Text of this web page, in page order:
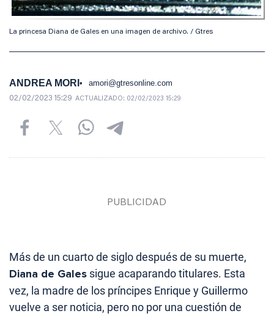
La princesa Diana de Gales en una imagen de archivo. / Gtres
ANDREA MORI amori@gtresonline.com
02/02/2023 15:29 ACTUALIZADO: 02/02/2023 15:29
Más de un cuarto de siglo después de su muerte,
Diana de Gales sigue acaparando titulares. Esta
vez, la madre de los príncipes Enrique y Guillermo
vuelve a ser noticia, pero no por una cuestión de